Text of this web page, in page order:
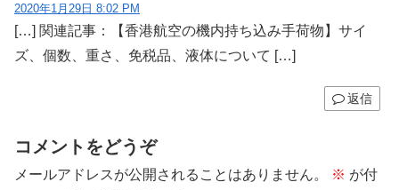
2020年1月29日 8:02 PM
[…] 関連記事：【香港航空の機内持ち込み手荷物】サイ
ズ、個数、重さ、免税品、液体について […]
返信
コメントをどうぞ
メールアドレスが公開されることはありません。 ※ が付